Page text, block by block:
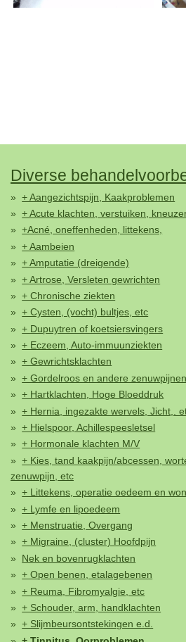
Diverse
+ Aangezichtspijn, Kaakproblemen
+ Acute klachten, verstuiken,
+Acné, oneffenheden, littekens,
+ Aambeien
+ Amputatie (dreigende)
+ Artrose, Versleten gewrichten
+ Chronische ziekten
+ Cysten, (vocht) bultjes, etc
+ Dupuytren of koetsiersvingers
+ Eczeem, Auto-immuunziekten
+ Gewrichtsklachten
+ Gordelroos en andere zenuwpijnen
+ Hartklachten, Hoge Bloeddruk
+ Hernia, ingezakte wervels, Jicht,.
+ Hielspoor, Achillespeesletsel
+ Hormonale klachten M/V
+ Kies, tand kaakpijn/abcessen,
zenuwpijn, etc
+ Littekens, operatie oedeem en
+ Lymfe en lipoedeem
+ Menstruatie, Overgang
+ Migraine, (cluster) Hoofdpijn
Nek en bovenrugklachten
+ Open benen, etalagebenen
+ Reuma, Fibromyalgie, etc
+ Schouder, arm, handklachten
+ Slijmbeursontstekingen e.d.